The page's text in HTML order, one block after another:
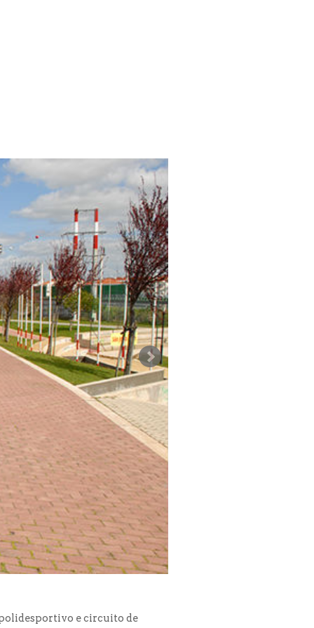
e circuito de